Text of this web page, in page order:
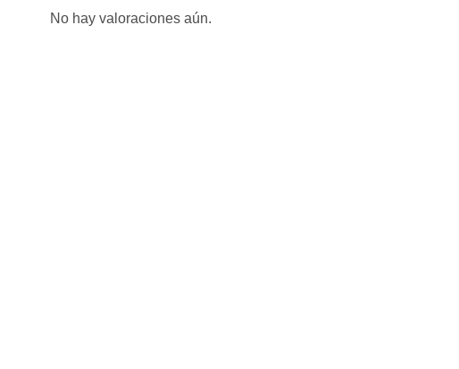
No hay valoraciones aún.